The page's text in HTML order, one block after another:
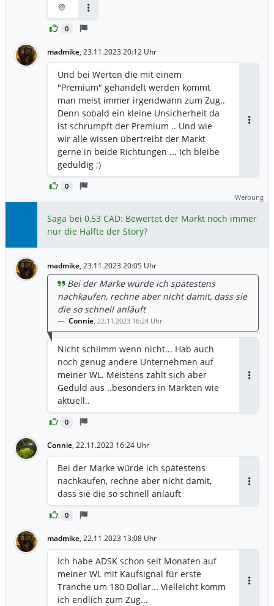
0
👳
madmike, 23.11.2023 20:12 Uhr
0
Und bei Werten die mit einem
"Premium" gehandelt werden kommt
man meist immer irgendwann zum Zug..
Denn sobald ein kleine Unsicherheit da
ist schrumpft der Premium .. Und wie
wir alle wissen übertreibt der Markt
gerne in beide Richtungen ... Ich bleibe
geduldig ;)
Werbung
Saga bei 0,53 CAD: Bewertet der Markt noch immer
nur die Hälfte der Story?
madmike, 23.11.2023 20:05 Uhr
0
Bei der Marke würde ich spätestens
nachkaufen, rechne aber nicht damit, dass sie
die so schnell anläuft
Connie, 22.11.2023 16:24 Uhr
Nicht schlimm wenn nicht... Hab auch
noch genug andere Unternehmen auf
meiner WL. Meistens zahlt sich aber
Geduld aus ..besonders in Märkten wie
aktuell..
Connie, 22.11.2023 16:24 Uhr
0
Bei der Marke würde ich spätestens
nachkaufen, rechne aber nicht damit,
dass sie die so schnell anläuft
madmike, 22.11.2023 13:08 Uhr
Ich habe ADSK schon seit Monaten auf
meiner WL mit Kaufsignal für erste
Tranche um 180 Dollar... Vielleicht komm
ich endlich zum Zug...